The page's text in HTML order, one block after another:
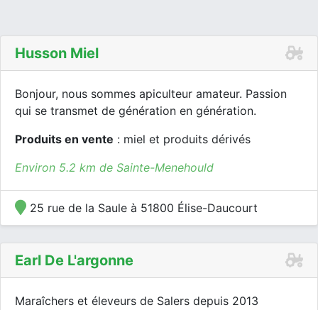
Husson Miel
Bonjour, nous sommes apiculteur amateur. Passion
qui se transmet de génération en génération.
Produits en vente : miel et produits dérivés
Environ 5.2 km de Sainte-Menehould
25 rue de la Saule à 51800 Élise-Daucourt
Earl De L'argonne
Maraîchers et éleveurs de Salers depuis 2013